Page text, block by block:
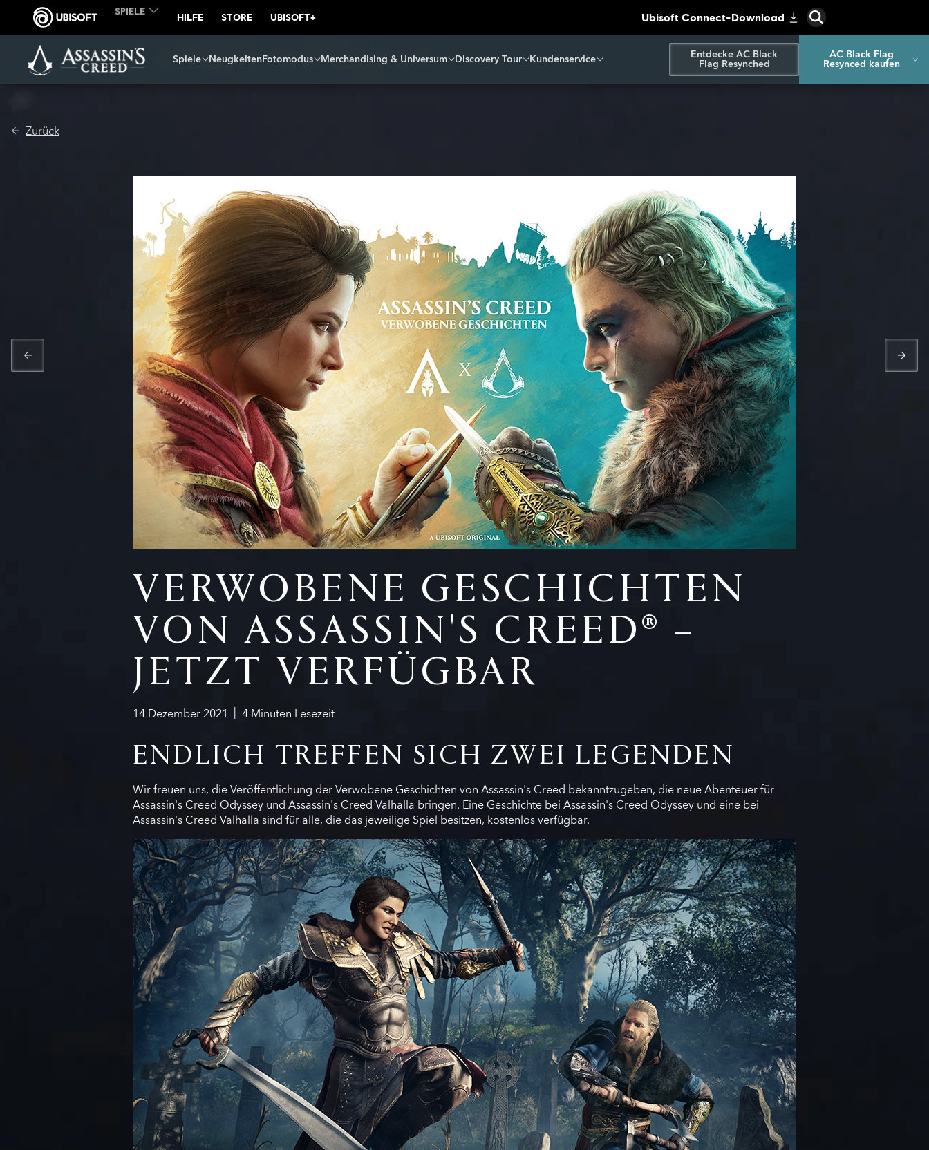
Spiele NeugkeitenFotomodus Merchandising & Universum Discovery Tour Kundenservice Entdecke AC Black
Flag Resynched
AC Black Flag
Resynced kaufen
Zurück
14Dezember2021 4Minuten Lesezeit
VERWOBENE GESCHICHTEN
VON ASSASSIN'S CREED® –
JETZT VERFÜGBAR
ENDLICH TREFFEN SICH ZWEI LEGENDEN
Wir freuen uns, die Veröffentlichung der Verwobene Geschichten von Assassin's Creed bekanntzugeben, die neue Abenteuer für
Assassin's Creed Odyssey und Assassin's Creed Valhalla bringen. Eine Geschichte bei Assassin's Creed Odyssey und eine bei
Assassin's Creed Valhalla sind für alle, die das jeweilige Spiel besitzen, kostenlos verfügbar.